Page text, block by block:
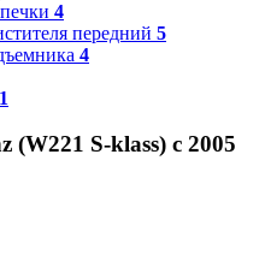
4
передний 5
4
1
(W221 S-klass) с 2005